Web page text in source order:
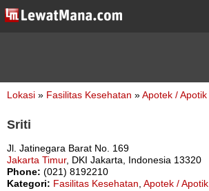
Lokasi » Fasilitas Kesehatan »Apotek / Apotik
Sriti
Jl. Jatinegara Barat No. 169
Jakarta Timur, DKI Jakarta, Indonesia 13320
Phone: (021) 8192210
Kategori: Fasilitas Kesehatan Apotek / Apotik